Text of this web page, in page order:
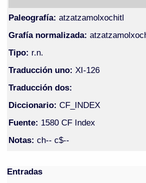
Paleografía: atzatzamolxochitl
Grafía normalizada:
Tipo: r.n.
Traducción uno: XI-126
Traducción dos:
Diccionario: CF_INDEX
Fuente: 1580 CF Index
Notas: ch-- c$--
Entradas